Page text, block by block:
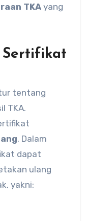
TKAyang
Sertifikat
tentang
TKA.
. Dalam
dapat
ulang
yakni: